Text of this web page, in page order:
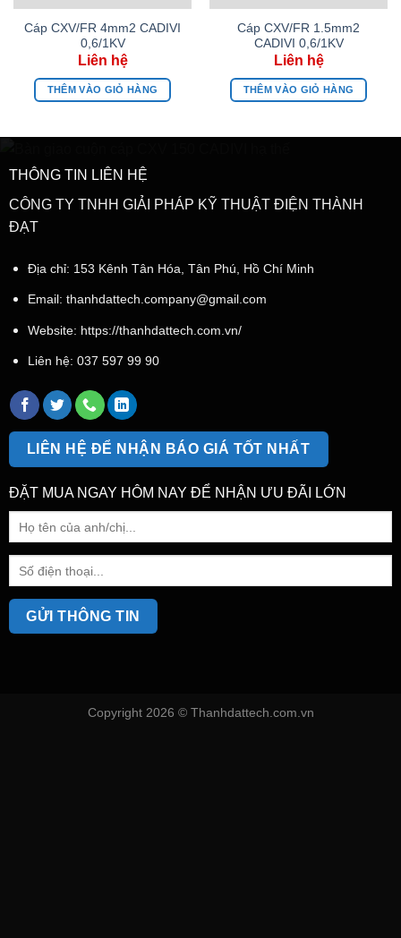
Cáp CXV/FR 4mm2 CADIVI
0,6/1KV
THÊM VÀO GIỎ HÀNG
Cáp CXV/FR 1.5mm2
CADIVI 0,6/1KV
THÊM VÀO GIỎ HÀNG
THÔNG TIN LIÊN HỆ
CÔNG TY TNHH GIẢI PHÁP KỸ THUẬT ĐIỆN THÀNH
ĐẠT
Địa chỉ: 153 Kênh Tân Hóa, Tân Phú, Hồ Chí Minh
Email: thanhdattech.company@gmail.com
Website: https://thanhdattech.com.vn/
Liên hệ: 037 597 99 90
LIÊN HỆ ĐỂ NHẬN BÁO GIÁ TỐT NHẤT
ĐẶT MUA NGAY HÔM NAY ĐỂ NHẬN ƯU ĐÃI LỚN
Copyright 2026 © Thanhdattech.com.vn